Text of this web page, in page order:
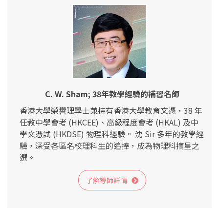
C. W. Sham; 38年教學經驗的補習名師
香港大學榮譽理學士兼持有香港大學教育文憑，38 年
任教中學會考 (HKCEE)、高級程度會考 (HKAL) 及中
學文憑試 (HKDSE) 物理科經驗。 沈 Sir 多年的教學經
驗，深受各區名校理科生的追捧，成為物理科摘星之
選。
了解導師詳情